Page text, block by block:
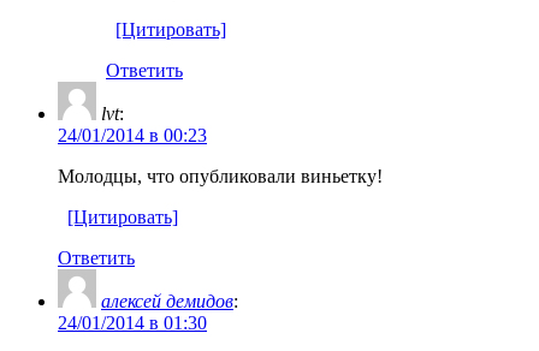
[Цитировать]
Ответить
lvt:
24/01/2014 в 00:23
Молодцы, что опубликовали виньетку!
[Цитировать]
Ответить
алексей демидов:
24/01/2014 в 01:30